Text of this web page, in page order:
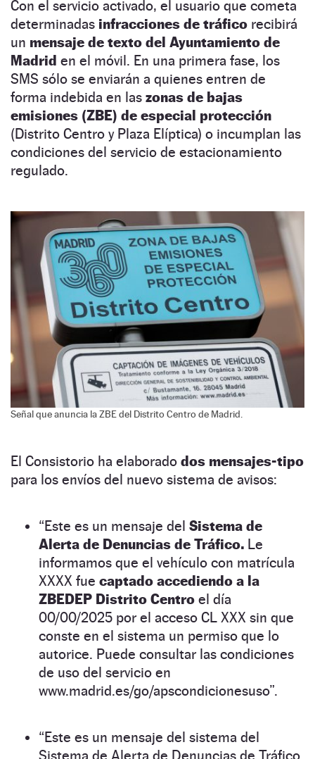
Con el servicio activado, el usuario que cometa
determinadas infracciones de tráfico recibirá
un mensaje de texto del Ayuntamiento de
Madrid en el móvil. En una primera fase, los
SMS sólo se enviarán a quienes entren de
forma indebida en las zonas de bajas
emisiones (ZBE) de especial protección
(Distrito Centro y Plaza Elíptica) o incumplan las
condiciones del servicio de estacionamiento
regulado.
Señal que anuncia la ZBE del Distrito Centro de Madrid.
El Consistorio ha elaborado dos mensajes-tipo
para los envíos del nuevo sistema de avisos:
“Este es un mensaje del Sistema de
Alerta de Denuncias de Tráfico. Le
informamos que el vehículo con matrícula
XXXX fue captado accediendo a la
ZBEDEP Distrito Centro el día
00/00/2025 por el acceso CL XXX sin que
conste en el sistema un permiso que lo
autorice. Puede consultar las condiciones
de uso del servicio en
www.madrid.es/go/apscondicionesuso”.
“Este es un mensaje del sistema del
Sistema de Alerta de Denuncias de Tráfico.